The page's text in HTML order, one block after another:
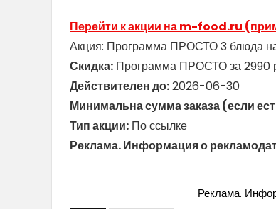
Перейти к акции на m-food.ru
Акция: Программа ПРОСТО 3 блюда на
Скидка: Программа ПРОСТО за 2990
Действителен до:2026-06-30
Минимальна сумма заказа (если
Тип акции: По ссылке
Реклама. Информация о
Реклама.